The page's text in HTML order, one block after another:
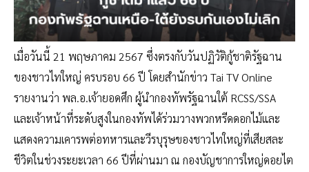
เมื่อวันนี้ 21 พฤษภาคม 2567 ซึ่งตรงกับวันปฏิวัติกู้ชาติรัฐฉาน
ของชาวไทใหญ่ ครบรอบ 66 ปี โดยสำนักข่าว Tai TV Online
รายงานว่า พล.อ.เจ้ายอดศึก ผู้นำกองทัพรัฐฉานใต้ RCSS/SSA
และเจ้าหน้าที่ระดับสูงในกองทัพได้ร่วมวางพวกหรีดดอกไม้และ
แสดงความเคารพต่อทหารและวีรบุรุษของชาวไทใหญ่ที่เสียสละ
ชีวิตในช่วงระยะเวลา 66 ปีที่ผ่านมา ณ กองบัญชาการใหญ่ดอยไต